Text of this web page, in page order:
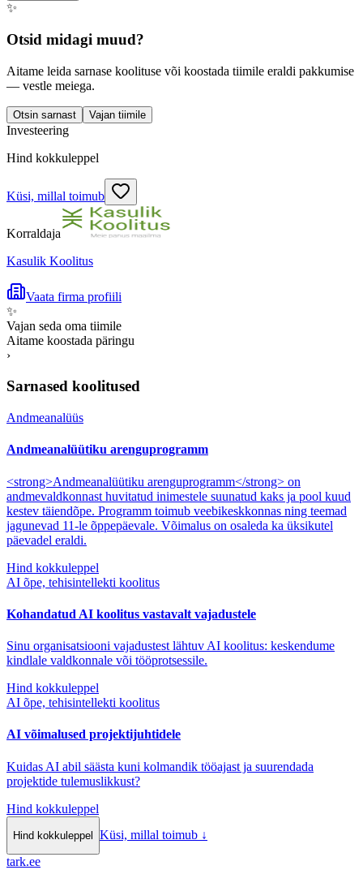
✨
Otsid midagi muud?
Aitame leida sarnase koolituse või koostada tiimile eraldi pakkumise
— vestle meiega.
Otsin sarnast Vajan tiimile
Investeering
Hind kokkuleppel
Küsi, millal toimub
Korraldaja
Kasulik Koolitus
Vaata firma profiili
✨
Vajan seda oma tiimile
Aitame koostada päringu
›
Sarnased koolitused
Andmeanalüüs
Andmeanalüütiku arenguprogramm
<strong>Andmeanalüütiku arenguprogramm</strong> on
andmevaldkonnast huvitatud inimestele suunatud kaks ja pool kuud
kestev täiendõpe. Programm toimub veebikeskkonnas ning teemad
jagunevad 11-le õppepäevale. Võimalus on osaleda ka üksikutel
päevadel eraldi.
Hind kokkuleppel
AI õpe, tehisintellekti koolitus
Kohandatud AI koolitus vastavalt vajadustele
Sinu organisatsiooni vajadustest lähtuv AI koolitus: keskendume
kindlale valdkonnale või tööprotsessile.
Hind kokkuleppel
AI õpe, tehisintellekti koolitus
AI võimalused projektijuhtidele
Kuidas AI abil säästa kuni kolmandik tööajast ja suurendada
projektide tulemuslikkust?
Hind kokkuleppel
Hind kokkuleppel Küsi, millal toimub ↓
tark.ee